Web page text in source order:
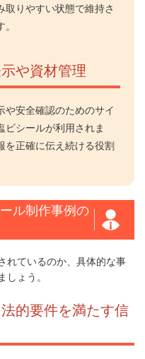
りやすい状態で維持さ
や資材管理
や安全確認のためのサイ
ビシールが利用されま
を正確に伝え続ける役割
ル制作事例の
れているのか、具体的な事
ょう。
的要件を満たす信